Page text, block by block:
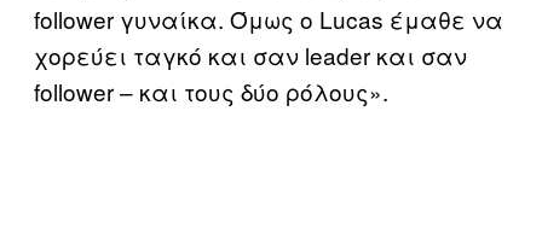
follower γυναίκα. Όμως ο Lucas έμαθε να
χορεύει ταγκό και σαν leader και σαν
follower – και τους δύο ρόλους».